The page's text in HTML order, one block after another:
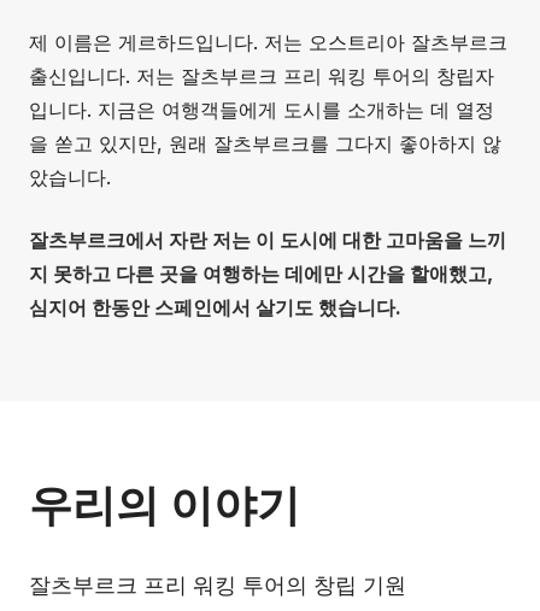
제 이름은 게르하드입니다. 저는 오스트리아 잘츠부르크
출신입니다. 저는 잘츠부르크 프리 워킹 투어의 창립자
입니다. 지금은 여행객들에게 도시를 소개하는 데 열정
을 쏟고 있지만, 원래 잘츠부르크를 그다지 좋아하지 않
았습니다.
잘츠부르크에서 자란 저는 이 도시에 대한 고마움을 느끼
지 못하고 다른 곳을 여행하는 데에만 시간을 할애했고,
심지어 한동안 스페인에서 살기도 했습니다.
우리의 이야기
잘츠부르크 프리 워킹 투어의 창립 기원